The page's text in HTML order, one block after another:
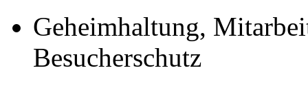
Geheimhaltung,
Besucherschutz